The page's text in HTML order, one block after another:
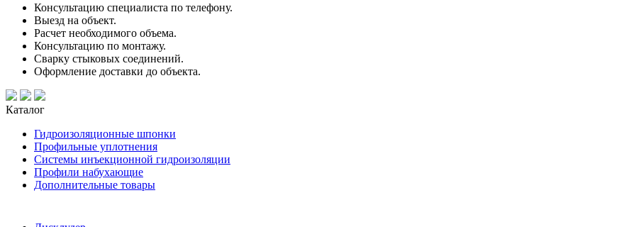
Консультацию специалиста по телефону.
Выезд на объект.
Расчет необходимого объема.
Консультацию по монтажу.
Сварку стыковых соединений.
Оформление доставки до объекта.
Каталог
Гидроизоляционные шпонки
Профильные уплотнения
Системы инъекционной гидроизоляции
Профили набухающие
Дополнительные товары